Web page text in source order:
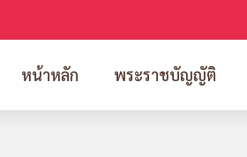
หน้าหลัก พระราชบัญญัติ